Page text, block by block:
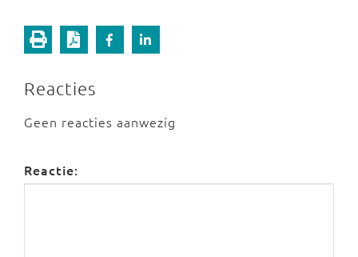
Reacties
Geen reacties aanwezig
Reactie: